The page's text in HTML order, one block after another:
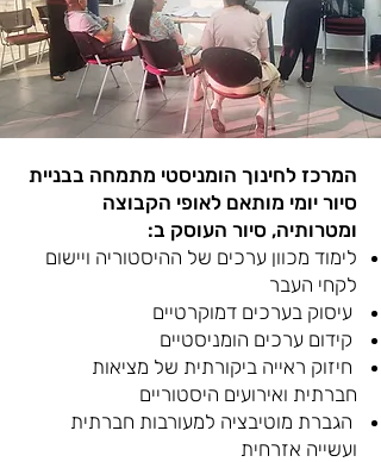
המרכז לחינוך הומניסטי מתמחה בבניית
סיור יומי מותאם לאופי הקבוצה
ומטרותיה, סיור העוסק ב:
לימוד מכוון ערכים של ההיסטוריה ויישום
לקחי העבר
עיסוק בערכים דמוקרטיים
קידום ערכים הומניסטיים
חיזוק ראייה ביקורתית של מציאות
חברתית ואירועים היסטוריים
הגברת מוטיבציה למעורבות חברתית
ועשייה אזרחית